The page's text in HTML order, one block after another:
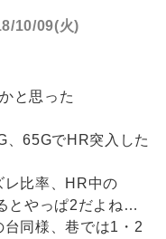
10/09(火)
と思った
、65GでHR突入した
レ比率、HR中の
とやっぱ2だよね…
同様、巷では1・2